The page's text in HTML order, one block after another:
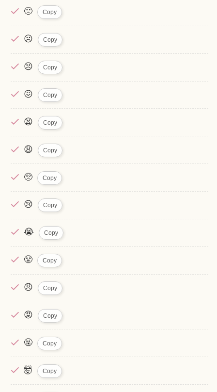
🙁 Copy
☹️ Copy
😣 Copy
😖 Copy
😫 Copy
😩 Copy
🥺 Copy
😢 Copy
😭 Copy
😤 Copy
😠 Copy
😡 Copy
🤬 Copy
🤯 Copy